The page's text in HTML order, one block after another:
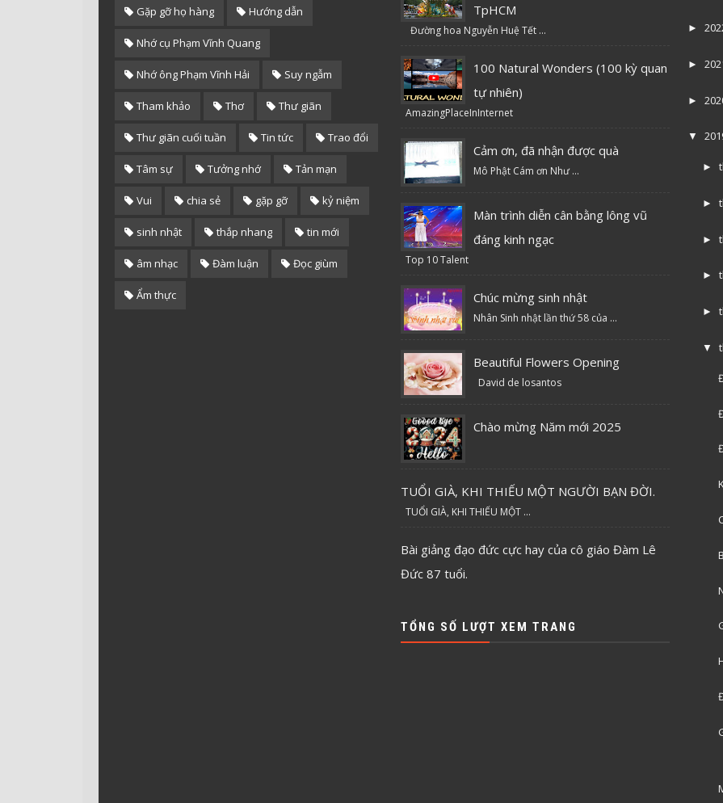
Gặp gỡ họ hàng Hướng dẫn
Nhớ cụ Phạm Vĩnh Quang
Nhớ ông Phạm Vĩnh Hải Suy ngẫm
Tham khảo Thơ Thư giãn
Thư giãn cuối tuần Tin tức Trao đổi
Tâm sự Tưởng nhớ Tản mạn
Vui chia sẻ gặp gỡ kỷ niệm
sinh nhật thắp nhang tin mới
âm nhạc Đàm luận Đọc giùm
Ẩm thực
TpHCM
Đường hoa Nguyễn Huệ Tết ...
100 Natural Wonders (100 kỳ quan
tự nhiên)
AmazingPlaceInInternet
Cảm ơn, đã nhận được quà
Mô Phật Cám ơn Như ...
Màn trình diễn cân bằng lông vũ
đáng kinh ngạc
Top 10 Talent
Chúc mừng sinh nhật
Nhân Sinh nhật lần thứ 58 của ...
Beautiful Flowers Opening
David de losantos
Chào mừng Năm mới 2025
TUỔI GIÀ, KHI THIẾU MỘT NGƯỜI BẠN ĐỜI.
TUỔI GIÀ, KHI THIẾU MỘT ...
Bài giảng đạo đức cực hay của cô giáo Đàm Lê
Đức 87 tuổi.
TỔNG SỐ LƯỢT XEM TRANG
►
►
►
▼
►
►
►
►
►
▼